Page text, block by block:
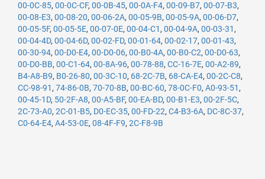
00-0C-85, 00-0C-CF, 00-0B-45, 00-0A-F4, 00-09-B7, 00-07-B3,
00-08-E3, 00-08-20, 00-06-2A, 00-05-9B, 00-05-9A, 00-06-D7,
00-05-5F, 00-05-5E, 00-07-0E, 00-04-C1 , 00-04-9A, 00-03-31 ,
00-04-4D, 00-04-6D, 00-02-FD, 00-01-64, 00-02-17, 00-01-43,
00-30-94, 00-D0-E4, 00-D0-06, 00-B0-4A, 00-B0-C2, 00-D0-63,
00-D0-BB, 00-C1-64, 00-8A-96, 00-78-88, CC-16-7E, 00-A2-89,
B4-A8-B9, B0-26-80, 00-3C-10, 68-2C-7B, 68-CA-E4, 00-2C-C8,
CC-98-91 , 74-86-0B, 70-70-8B, 00-BC-60, 78-0C-F0, A0-93-51 ,
00-45-1D, 50-2F-A8, 00-A5-BF, 00-EA-BD, 00-B1-E3, 00-2F-5C,
2C-73-A0, 2C-01-B5, D0-EC-35, 00-FD-22, C4-B3-6A, DC-8C-37,
C0-64-E4, A4-53-0E, 08-4F-F9, 2C-F8-9B